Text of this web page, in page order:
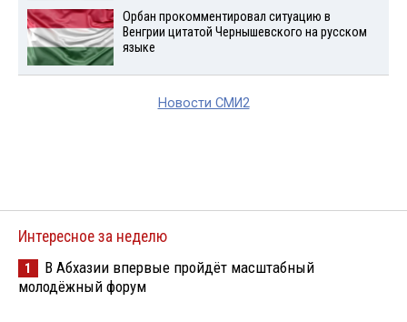
Орбан прокомментировал ситуацию в
Венгрии цитатой Чернышевского на русском
языке
Новости СМИ2
Интересное за неделю
1
В Абхазии впервые пройдёт масштабный
молодёжный форум